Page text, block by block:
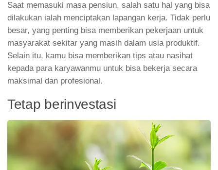
Saat memasuki masa pensiun, salah satu hal yang bisa
dilakukan ialah menciptakan lapangan kerja. Tidak perlu
besar, yang penting bisa memberikan pekerjaan untuk
masyarakat sekitar yang masih dalam usia produktif.
Selain itu, kamu bisa memberikan tips atau nasihat
kepada para karyawanmu untuk bisa bekerja secara
maksimal dan profesional.
Tetap berinvestasi